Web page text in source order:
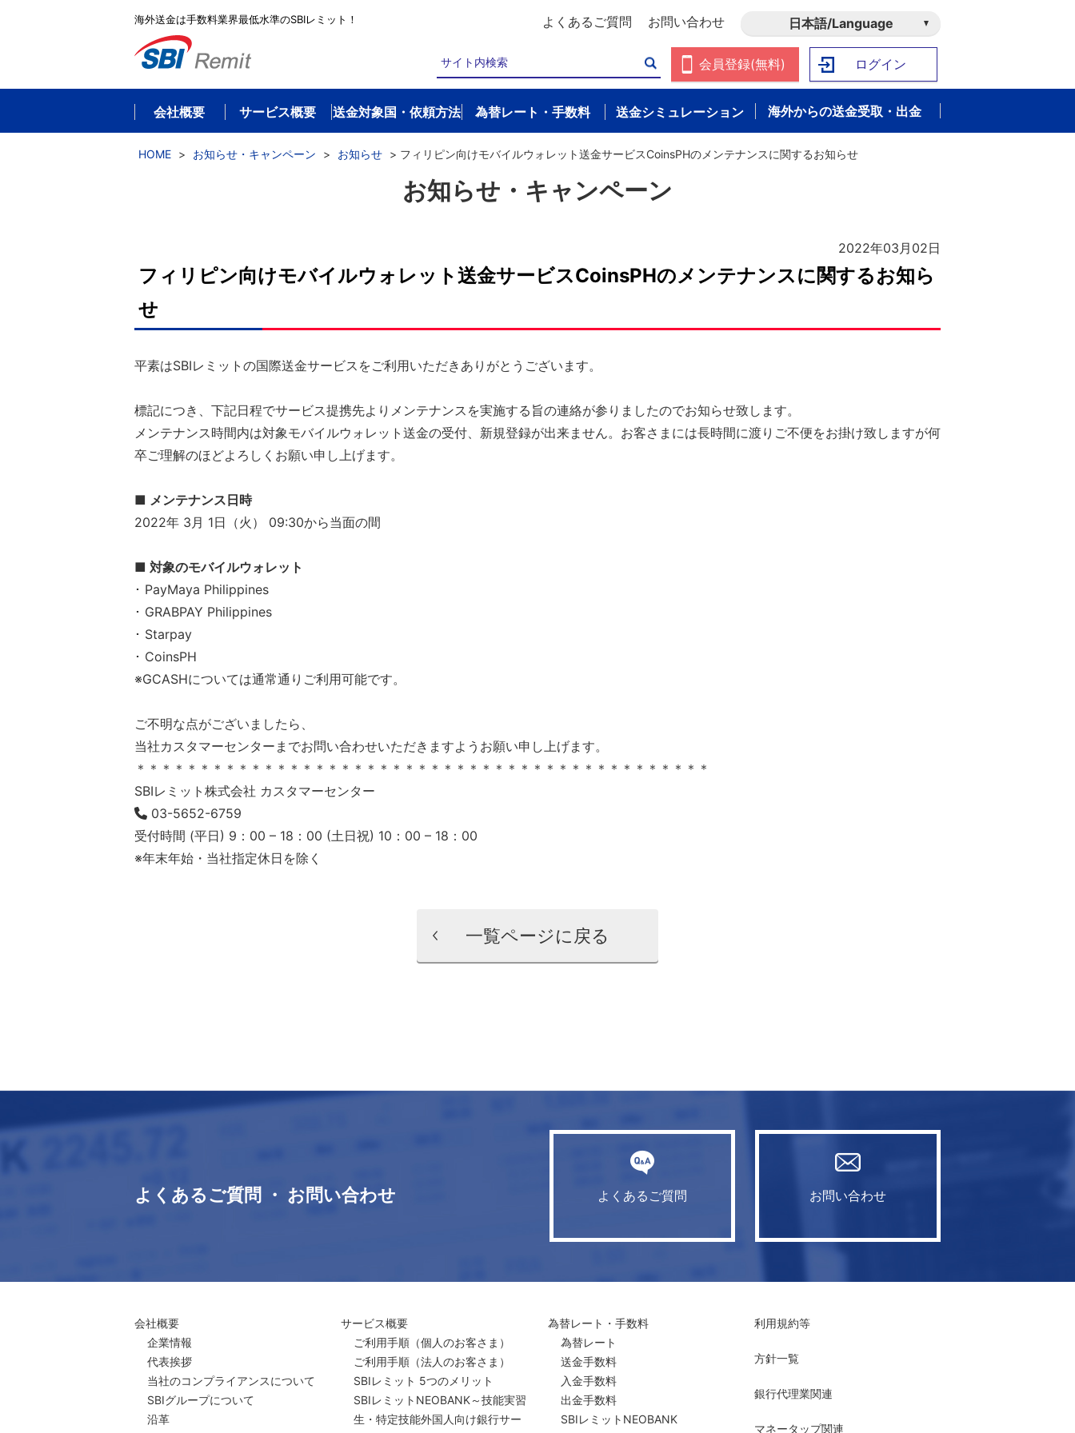
海外送金は手数料業界最低水準のSBIレミット！ よくあるご質問 お問い合わせ 日本語/Language
会員登録(無料) ログイン
会社概要 サービス概要 送金対象国・依頼方法 為替レート・手数料 送金シミュレーション 海外からの送金受取・出金
HOME > お知らせ・キャンペーン > お知らせ > フィリピン向けモバイルウォレット送金サービスCoinsPHのメンテナンスに関するお知らせ
お知らせ・キャンペーン
2022年03月02日
フィリピン向けモバイルウォレット送金サービスCoinsPHのメンテナンスに関するお知ら
せ
平素はSBIレミットの国際送金サービスをご利用いただきありがとうございます。
標記につき、下記日程でサービス提携先よりメンテナンスを実施する旨の連絡が参りましたのでお知らせ致します。
メンテナンス時間内は対象モバイルウォレット送金の受付、新規登録が出来ません。お客さまには長時間に渡りご不便をお掛け致しますが何
卒ご理解のほどよろしくお願い申し上げます。
■ メンテナンス日時
2022年 3月 1日（火） 09:30から当面の間
■ 対象のモバイルウォレット
･ PayMaya Philippines
･ GRABPAY Philippines
･ Starpay
･ CoinsPH
※GCASHについては通常通りご利用可能です。
ご不明な点がございましたら、
当社カスタマーセンターまでお問い合わせいただきますようお願い申し上げます。
＊＊＊＊＊＊＊＊＊＊＊＊＊＊＊＊＊＊＊＊＊＊＊＊＊＊＊＊＊＊＊＊＊＊＊＊＊＊＊＊＊＊＊＊＊
SBIレミット株式会社 カスタマーセンター
03-5652-6759
受付時間 (平日) 9：00 – 18：00 (土日祝) 10：00 – 18：00
※年末年始・当社指定休日を除く
一覧ページに戻る
よくあるご質問 ・ お問い合わせ よくあるご質問 お問い合わせ
会社概要
企業情報
代表挨拶
当社のコンプライアンスについて
SBIグループについて
沿革
サービス概要
ご利用手順 （個人のお客さま）
ご利用手順 （法人のお客さま）
SBIレミット 5つのメリット
SBIレミットNEOBANK～技能実習
生・特定技能外国人向け銀行サー
為替レート・手数料
為替レート
送金手数料
入金手数料
出金手数料
SBIレミットNEOBANK
利用規約等
方針一覧
銀行代理業関連
マネータップ関連